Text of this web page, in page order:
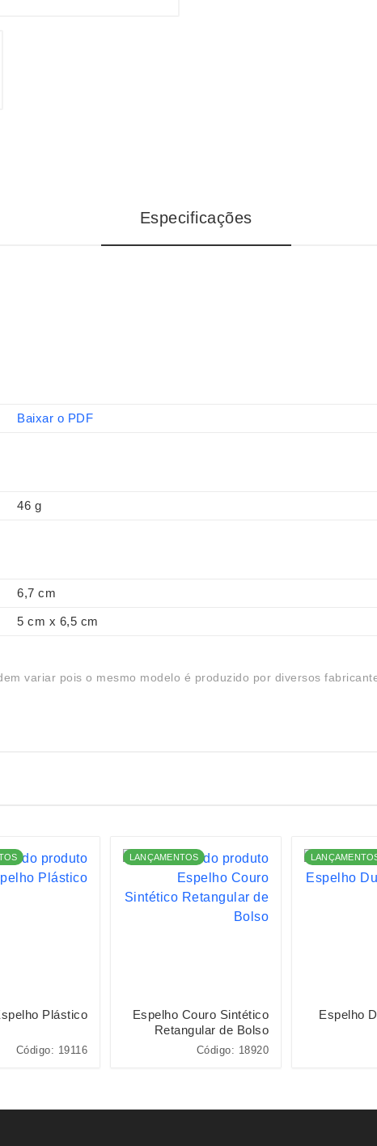
Especificações
Baixar o PDF
46 g
6,7 cm
5 cm x 6,5 cm
variar pois o mesmo modelo é produzido por diversos
Plástico
Código: 19116
LANÇAMENTOS
Espelho Couro Sintético
Retangular de Bolso
Código: 18920
Espelho